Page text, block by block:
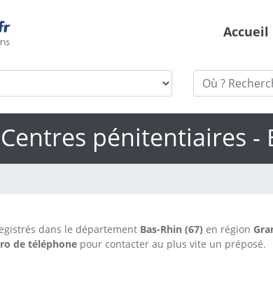
Accueil
Centres pénitentiaires -
dans le département Bas-Rhin (67) en région
de téléphone pour contacter au plus vite un préposé.